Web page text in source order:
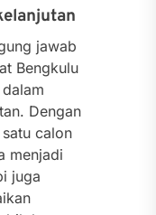
jawab
Bengkulu
Dengan
calon
menjadi
juga